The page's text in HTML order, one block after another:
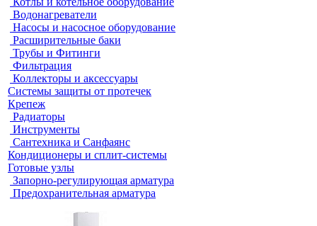
Водонагреватели
Насосы и насосное оборудование
Расширительные баки
Трубы и Фитинги
Фильтрация
Коллекторы и аксессуары
Системы защиты от протечек
Крепеж
Радиаторы
Инструменты
Сантехника и Санфаянс
Кондиционеры и сплит-системы
Готовые узлы
Запорно-регулирующая арматура
Предохранительная арматура